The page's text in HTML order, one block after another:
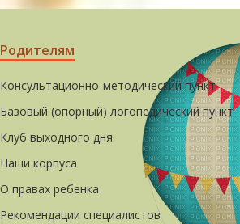
Родителям
Консультационно-методический пункт
Базовый (опорный) логопедический пункт
Клуб выходного дня
Наши корпуса
О правах ребенка
Рекомендации специалистов